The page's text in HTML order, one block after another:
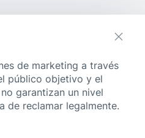
de marketing a través
público objetivo y el
garantizan un nivel
de reclamar legalmente.